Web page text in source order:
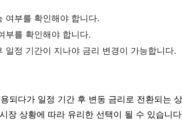
여부를 확인해야 합니다.
부를 확인해야 합니다.
정 기간이 지나야 금리 변경이 가능합니다.
되다가 일정 기간 후 변동 금리로 전환되는
장 상황에 따라 유리한 선택이 될 수 있습니